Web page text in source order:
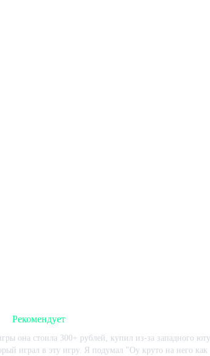
с друзьями, незнакомцами или злейшими врагами.
вроде сонара, ядерного реактора, оружия,
Рекомендует
она стоила 300+ рублей, купил из-за западного
играл в эту игру. Я подумал "Оу круто на него как